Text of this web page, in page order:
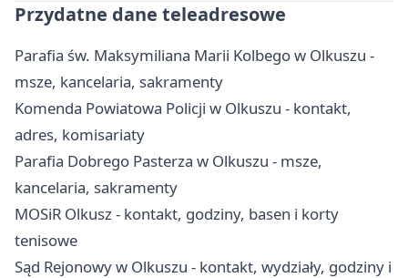
Przydatne dane teleadresowe
Parafia św. Maksymiliana Marii Kolbego w Olkuszu -
msze, kancelaria, sakramenty
Komenda Powiatowa Policji w Olkuszu - kontakt,
adres, komisariaty
Parafia Dobrego Pasterza w Olkuszu - msze,
kancelaria, sakramenty
MOSiR Olkusz - kontakt, godziny, basen i korty
tenisowe
Sąd Rejonowy w Olkuszu - kontakt, wydziały, godziny i